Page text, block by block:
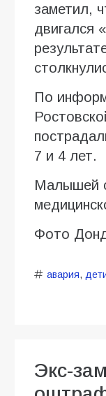
заметил,
двигался
По
7 и 4 лет.
Малышей
Фото
авария,
Экс-